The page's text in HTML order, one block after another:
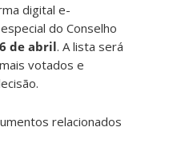
digital e-
do Conselho
6 de abril. A lista será
votados e
relacionados